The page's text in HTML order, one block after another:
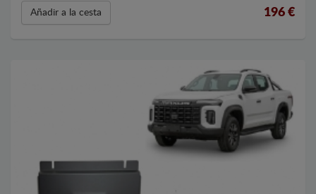
Añadir a la cesta 196 €